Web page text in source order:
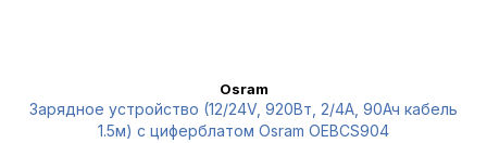
Osram
Зарядное устройство (12/24V, 920Вт, 2/4А, 90Ач кабель
1.5м) с циферблатом Osram OEBCS904